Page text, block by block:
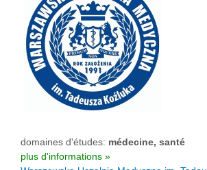
domaines d'études: médecine, santé
plus d'informations »